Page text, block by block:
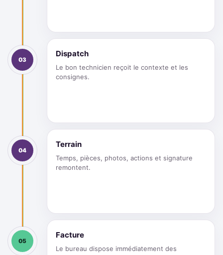
03
Dispatch
Le bon technicien reçoit le contexte et les
consignes.
04
Terrain
Temps, pièces, photos, actions et signature
remontent.
05
Facture
Le bureau dispose immédiatement des